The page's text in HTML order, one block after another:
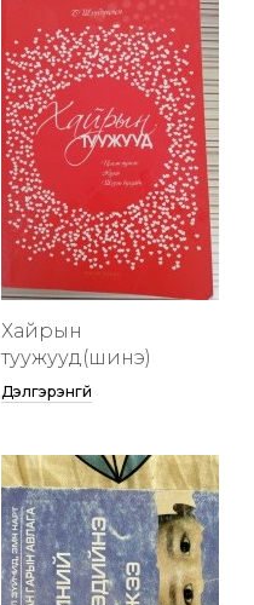
Хайрын
туужууд(шинэ)
Дэлгэрэнгүй